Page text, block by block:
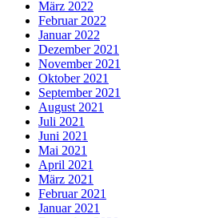
März 2022
Februar 2022
Januar 2022
Dezember 2021
November 2021
Oktober 2021
September 2021
August 2021
Juli 2021
Juni 2021
Mai 2021
April 2021
März 2021
Februar 2021
Januar 2021